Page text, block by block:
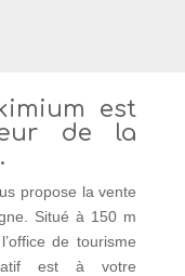
est
de la
propose la vente
Situé à 150 m
de tourisme
est à votre